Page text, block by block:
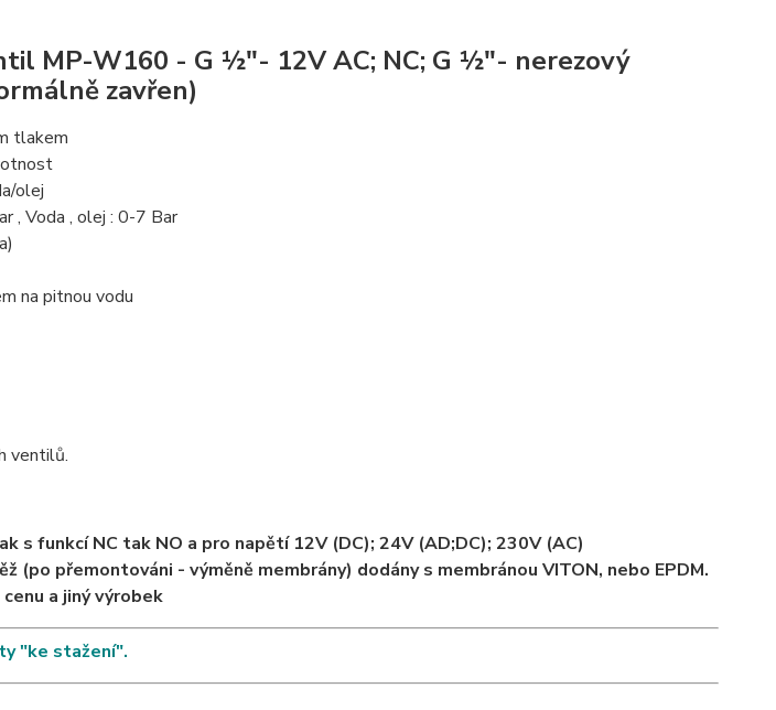
MP-W160 - G ½"- 12V AC; NC; G ½"- nerezový
zavřen)
tlakem
olej
, Voda , olej : 0-7 Bar
na pitnou vodu
ventilů.
s funkcí NC tak NO a pro napětí 12V (DC); 24V (AD;DC); 230V (AC)
(po přemontováni - výměně membrány) dodány s membránou VITON, nebo EPDM.
a jiný výrobek
"ke stažení".